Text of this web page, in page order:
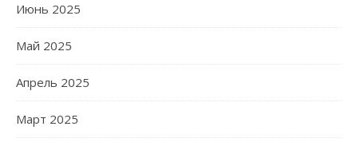
Июнь 2025
Май 2025
Апрель 2025
Март 2025